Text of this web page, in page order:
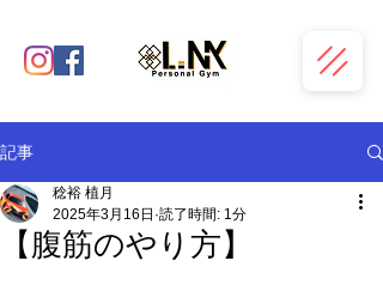
記事
【腹筋のやり方】
稔裕 植月
2025年3月16日 読了時間: 1分